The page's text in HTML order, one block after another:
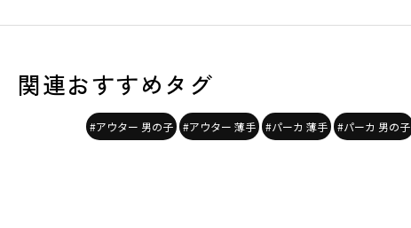
関連おすすめタグ
#アウター 男の子 #アウター 薄手 #パーカ 薄手 #パーカ 男の子